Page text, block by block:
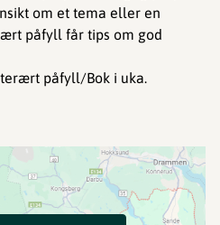
om et tema eller en
påfyll får tips om god
påfyll/Bok i uka.